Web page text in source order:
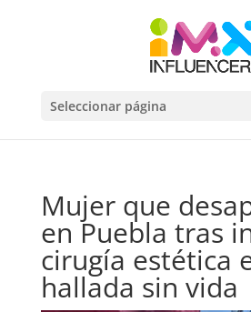
Seleccionar página
Mujer que
en Puebla tras
cirugía estética
hallada sin vida